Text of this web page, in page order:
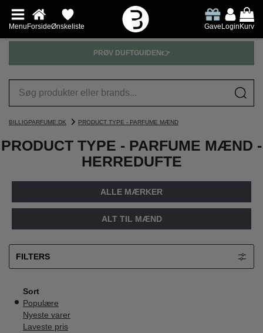
MenuForsideØnskeliste GaveLoginKurv
PRØV DUFTGUIDEN👉
BILLIGPARFUME.DK PRODUCT TYPE - PARFUME MÆND
PRODUCT TYPE - PARFUME MÆND -
HERREDUFTE
ALLE MÆRKER
ALT TIL MÆND
FILTERS
Sort
Populære
Nyeste varer
Laveste pris